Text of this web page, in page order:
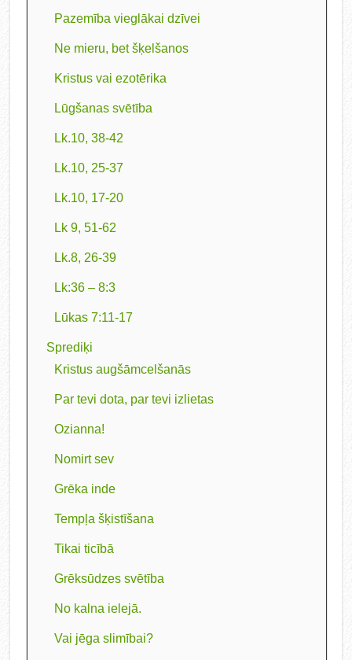
Pazemība vieglākai dzīvei
Ne mieru, bet šķelšanos
Kristus vai ezotērika
Lūgšanas svētība
Lk.10, 38-42
Lk.10, 25-37
Lk.10, 17-20
Lk 9, 51-62
Lk.8, 26-39
Lk:36 – 8:3
Lūkas 7:11-17
Sprediķi
Kristus augšāmcelšanās
Par tevi dota, par tevi izlietas
Ozianna!
Nomirt sev
Grēka inde
Tempļa šķistīšana
Tikai ticībā
Grēksūdzes svētība
No kalna ielejā.
Vai jēga slimībai?